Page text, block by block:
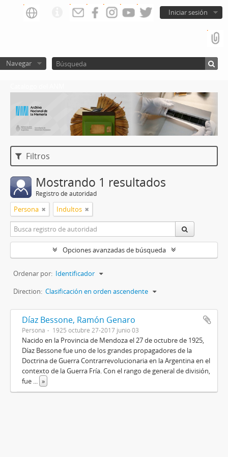
Iniciar sesión
Navegar
Filtros
Mostrando 1 resultados
Registro de autoridad
Persona Indultos
Opciones avanzadas de búsqueda
Ordenar por: Identificador
Direction: Clasificación en orden ascendente
Díaz Bessone, Ramón Genaro
Persona 1925 octubre 27-2017 junio 03
Nacido en la Provincia de Mendoza el 27 de octubre de 1925,
Díaz Bessone fue uno de los grandes propagadores de la
Doctrina de Guerra Contrarrevolucionaria en la Argentina en el
contexto de la Guerra Fría. Con el rango de general de división,
fue ... »